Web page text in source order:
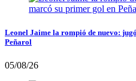
Leonel Jaime la rompió de nuevo:
Peñarol
05/08/26